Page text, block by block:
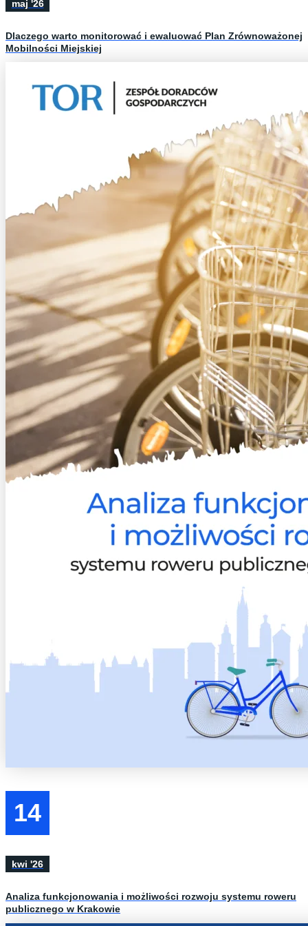
maj '26
Dlaczego warto monitorować i ewaluować Plan Zrównoważonej
Mobilności Miejskiej
14
kwi '26
Analiza funkcjonowania i możliwości rozwoju systemu roweru
publicznego w Krakowie